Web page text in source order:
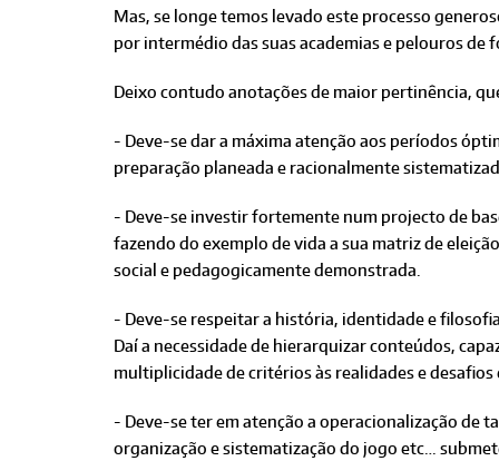
Mas, se longe temos levado este processo
por intermédio das suas academias e pelouros
Deixo contudo anotações de maior pertinência,
- Deve-se dar a máxima atenção aos períodos
preparação planeada e racionalmente
- Deve-se investir fortemente num projecto de
fazendo do exemplo de vida a sua matriz de
social e pedagogicamente demonstrada.
- Deve-se respeitar a história, identidade e
Daí a necessidade de hierarquizar conteúdos,
multiplicidade de critérios às realidades e
- Deve-se ter em atenção a operacionalização de
organização e sistematização do jogo etc…